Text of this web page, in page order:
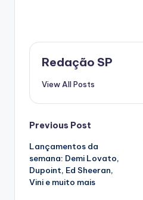
Redação SP
View All Posts
Post
navigation
Previous Post
Lançamentos da
semana: Demi Lovato,
Dupoint, Ed Sheeran,
Vini e muito mais